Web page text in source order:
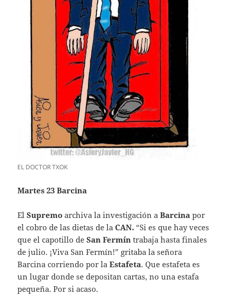
EL DOCTOR TXOK
Martes 23 Barcina
ElSupremo archiva la investigación aBarcina por
el cobro de las dietas de laCAN. “Si es que hay veces
que el capotillo deSan Fermín trabaja hasta finales
de julio. ¡Viva San Fermín!” gritaba la señora
Barcina corriendo por laEstafeta. Que estafeta es
un lugar donde se depositan cartas, no una estafa
pequeña. Por si acaso.